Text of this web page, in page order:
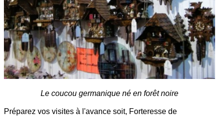
Le coucou germanique né en forêt noire
Préparez vos visites à l'avance soit, Forteresse de